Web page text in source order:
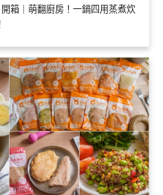
箱｜萌翻廚房！一鍋四用蒸煮炊